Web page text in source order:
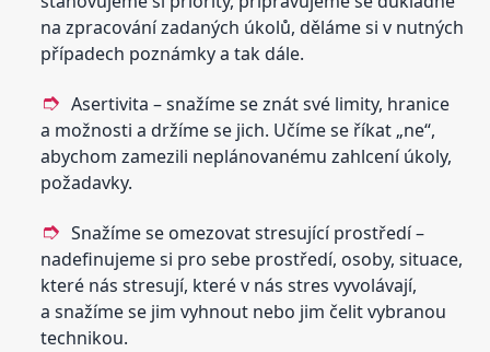
na zpracování zadaných úkolů, děláme si v nutných
případech poznámky a tak dále.
Asertivita – snažíme se znát své limity, hranice
a možnosti a držíme se jich. Učíme se říkat „ne“,
abychom zamezili neplánovanému zahlcení úkoly,
požadavky.
Snažíme se omezovat stresující prostředí –
nadefinujeme si pro sebe prostředí, osoby, situace,
které nás stresují, které v nás stres vyvolávají,
a snažíme se jim vyhnout nebo jim čelit vybranou
technikou.